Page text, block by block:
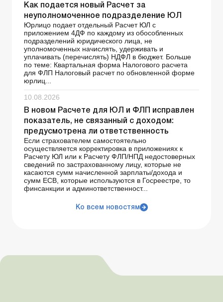
Как подается новый Расчет за
неуполномоченное подразделение ЮЛ
Юрлицо подает отдельный Расчет ЮЛ с
приложением 4ДФ по каждому из обособленных
подразделений юридического лица, не
уполномоченных начислять, удерживать и
уплачивать (перечислять) НДФЛ в бюджет. Больше
по теме: Квартальная форма Налогового расчета
для ФЛП Налоговый расчет по обновленной форме
юрлиц...
10.08.2026
В новом Расчете для ЮЛ и ФЛП исправлен
показатель, не связанный с доходом:
предусмотрена ли ответственность
Если страхователем самостоятельно
осуществляется корректировка в приложениях к
Расчету ЮЛ или к Расчету ФЛП/НПД недостоверных
сведений по застрахованному лицу, которые не
касаются сумм начисленной зарплаты/дохода и
сумм ЕСВ, которые используются в Госреестре, то
финсанкции и админответственност...
Ко всем новостям